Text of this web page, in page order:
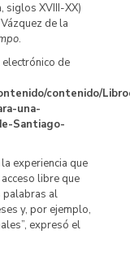
siglos XVIII-XX)
de la
.
de
contenido/
una-
Santiago-
experiencia que
libre que
palabras al
y, por ejemplo,
expresó el